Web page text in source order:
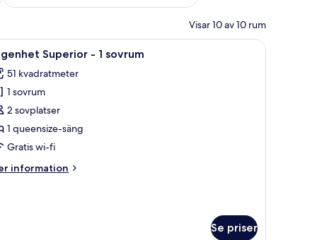
Visar 10 av 10 rum
och en soffa i vardagsrummet.
en krukväxt och utsikt över ett köksområde.Ett sovrum med en stor säng, ett skrivbord
5 Superior - 1 sovrum
51 kvadratmeter
1 sovrum
2 sovplatser
1 queensize-säng
Gratis wi-fi
information
Se priser